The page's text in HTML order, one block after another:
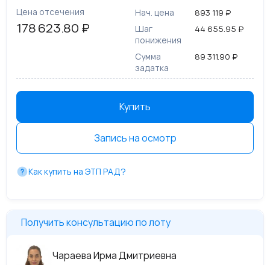
Цена отсечения
178 623.80 ₽
Нач. цена 893 119 ₽
Шаг
понижения
44 655.95 ₽
Сумма
задатка
89 311.90 ₽
Купить
Запись на осмотр
Как купить на ЭТП РАД?
Получить консультацию по лоту
Чараева Ирма Дмитриевна